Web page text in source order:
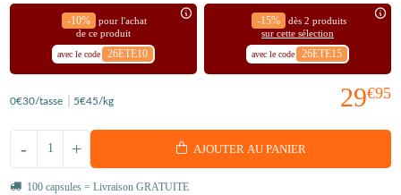
-10%
pour l'achat
de ce produit
avec le code 26ETE10
-15%
dès 2 produits
sur cette sélection
avec le code 26ETE15
29€95
0€30/tasse 5€45/kg
+
- AJOUTER AU PANIER
100 capsules = Livraison GRATUITE